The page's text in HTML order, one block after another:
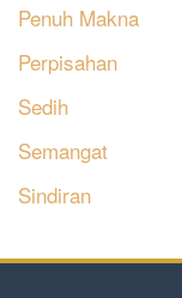
Penuh Makna
Perpisahan
Sedih
Semangat
Sindiran